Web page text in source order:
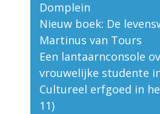
Domplein
Nieuw boek: De
Martinus van Tours
Een lantaarnconsole
vrouwelijke studente
Cultureel erfgoed in
11)